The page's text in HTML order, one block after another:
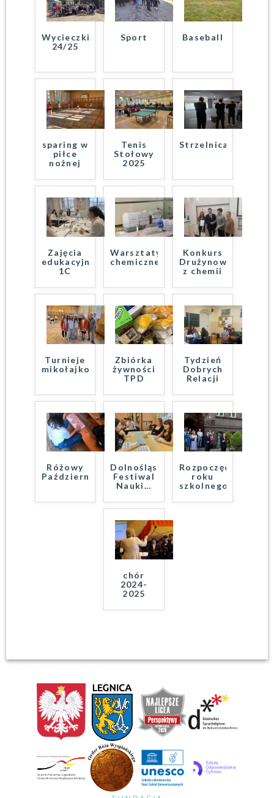
Wycieczki
24/25
Sport Baseball
sparing w
piłce
nożnej
Tenis
Stołowy
2025
Strzelnica
Zajęcia
edukacyjne
1C
Warsztaty
chemiczne
Konkurs
Drużynowy
z chemii
Turnieje
mikołajkowe
Zbiórka
żywności
TPD
Tydzień
Dobrych
Relacji
Różowy
Październik
Dolnośląski
Festiwal
Nauki…
Rozpoczęcie
roku
szkolnego
chór
2024-
2025